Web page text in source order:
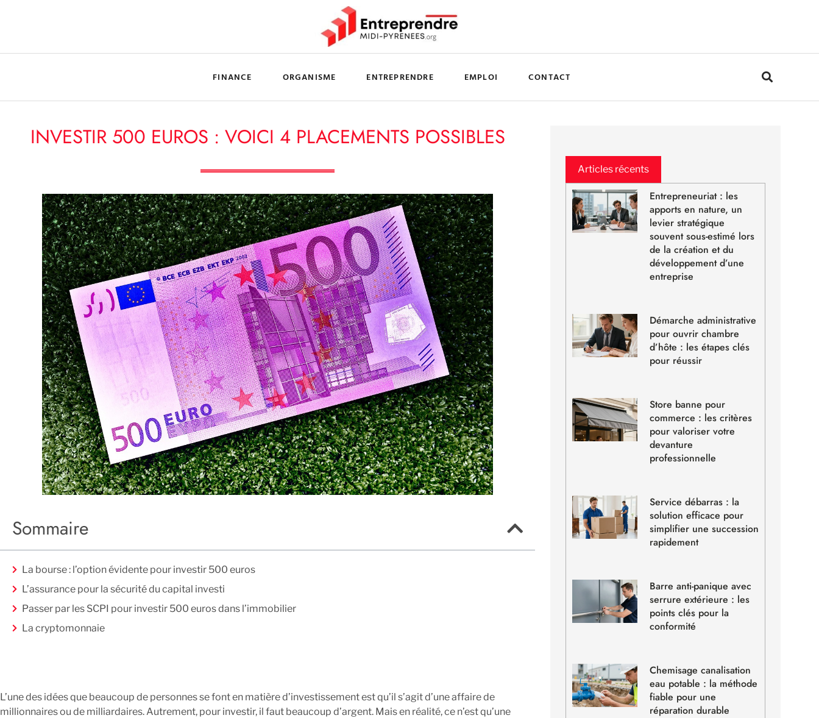
FINANCE ORGANISME ENTREPRENDRE EMPLOI CONTACT
INVESTIR 500 EUROS : VOICI 4 PLACEMENTS POSSIBLES
Sommaire
La bourse : l’option évidente pour investir 500 euros
L’assurance pour la sécurité du capital investi
Passer par les SCPI pour investir 500 euros dans l’immobilier
La cryptomonnaie
L’une des idées que beaucoup de personnes se font en matière d’investissement est qu’il s’agit d’une affaire de
millionnaires ou de milliardaires. Autrement, pour investir, il faut beaucoup d’argent. Mais en réalité, ce n’est qu’une
Articles récents
Entrepreneuriat : les
apports en nature, un
levier stratégique
souvent sous-estimé lors
de la création et du
développement d’une
entreprise
Démarche administrative
pour ouvrir chambre
d’hôte : les étapes clés
pour réussir
Store banne pour
commerce : les critères
pour valoriser votre
devanture
professionnelle
Service débarras : la
solution efficace pour
simplifier une succession
rapidement
Barre anti-panique avec
serrure extérieure : les
points clés pour la
conformité
Chemisage canalisation
eau potable : la méthode
fiable pour une
réparation durable